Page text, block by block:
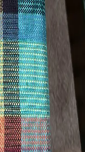
Tasarım
Bilgiler
deneyim, iplik seçimi,
detayları ve
dokuma kalitesi
Figürünün
detaylı işlenişi ve teknik
kutusundaki pozu,